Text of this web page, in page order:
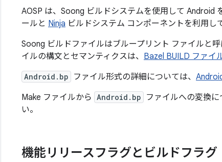
AOSP は、Soong ビルドシステムを使用して Android
ールと Ninja ビルドシステム コンポーネントを利用し
Soong ビルドファイルはブループリント ファイルと呼
イルの構文とセマンティクスは、 Bazel BUILD ファイ
Android.bp ファイル形式の詳細については、
Make ファイルから Android.bp ファイルへの変換に
い。
機能リリースフラグとビルドフラグ